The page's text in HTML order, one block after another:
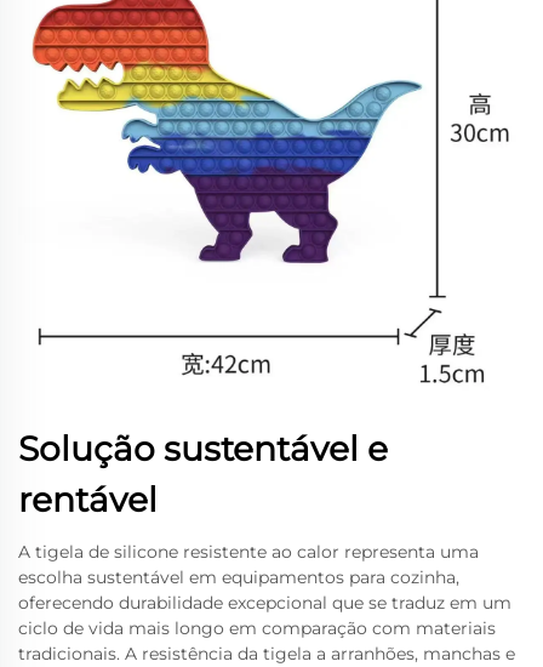
Solução sustentável e
rentável
A tigela de silicone resistente ao calor representa uma
escolha sustentável em equipamentos para cozinha,
oferecendo durabilidade excepcional que se traduz em um
ciclo de vida mais longo em comparação com materiais
tradicionais. A resistência da tigela a arranhões, manchas e